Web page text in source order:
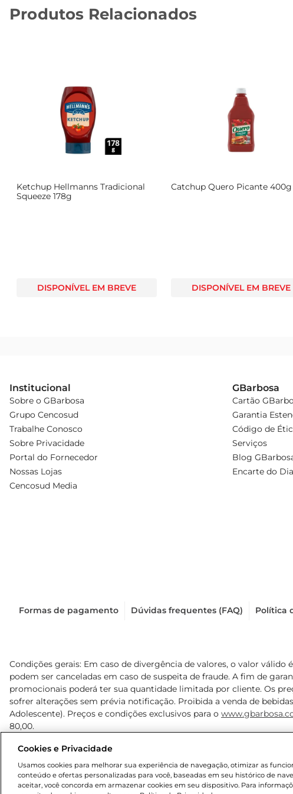
Produtos Relacionados
Ketchup Hellmanns Tradicional
Squeeze 178g
DISPONÍVEL EM BREVE
Catchup Quero Picante 400g
DISPONÍVEL EM BREVE
Institucional
Sobre o GBarbosa
Grupo Cencosud
Trabalhe Conosco
Sobre Privacidade
Portal do Fornecedor
Nossas Lojas
Cencosud Media
GBarbosa
Cartão
Garantia
Código de
Serviços
Blog
Encarte do Dia
Formas de pagamento Dúvidas frequentes (FAQ) Política
Condições gerais: Em caso de divergência de valores, o valor
podem ser canceladas em caso de suspeita de fraude. A fim de
promocionais poderá ter sua quantidade limitada por cliente. Os
sofrer alterações sem prévia notificação. Proibida a venda de
Adolescente). Preços e condições exclusivos para o
80,00.
Cookies e Privacidade
Usamos cookies para melhorar sua experiência de navegação, otimizar as
conteúdo e ofertas personalizadas para você, baseadas em seu histórico de
aceitar, você concorda em armazenar cookies em seu dispositivo. Para